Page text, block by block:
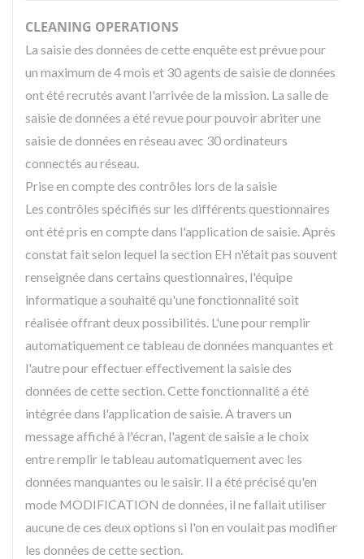
CLEANING OPERATIONS
La saisie des données de cette enquête est prévue pour
un maximum de 4 mois et 30 agents de saisie de données
ont été recrutés avant l'arrivée de la mission. La salle de
saisie de données a été revue pour pouvoir abriter une
saisie de données en réseau avec 30 ordinateurs
connectés au réseau.
Prise en compte des contrôles lors de la saisie
Les contrôles spécifiés sur les différents questionnaires
ont été pris en compte dans l'application de saisie. Après
constat fait selon lequel la section EH n'était pas souvent
renseignée dans certains questionnaires, l'équipe
informatique a souhaité qu'une fonctionnalité soit
réalisée offrant deux possibilités. L'une pour remplir
automatiquement ce tableau de données manquantes et
l'autre pour effectuer effectivement la saisie des
données de cette section. Cette fonctionnalité a été
intégrée dans l'application de saisie. A travers un
message affiché à l'écran, l'agent de saisie a le choix
entre remplir le tableau automatiquement avec les
données manquantes ou le saisir. Il a été précisé qu'en
mode MODIFICATION de données, il ne fallait utiliser
aucune de ces deux options si l'on en voulait pas modifier
les données de cette section.